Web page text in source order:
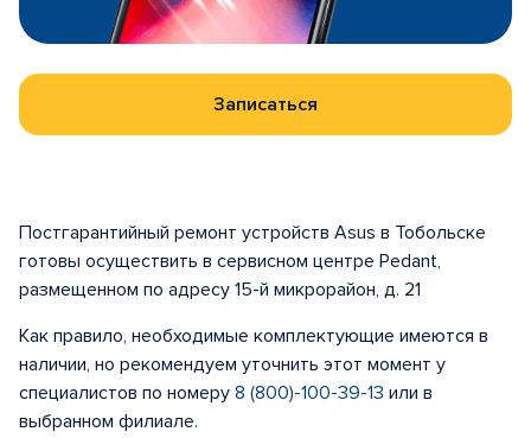
Записаться
Постгарантийный ремонт устройств Asus в Тобольске
готовы осуществить в сервисном центре Pedant,
размещенном по адресу 15-й микрорайон, д. 21
Как правило, необходимые комплектующие имеются в
наличии, но рекомендуем уточнить этот момент у
специалистов по номеру 8 (800)-100-39-13 или в
выбранном филиале.